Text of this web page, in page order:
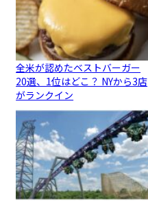
全米が認めたベストバーガー
20選、1位はどこ？ NYから3店
がランクイン